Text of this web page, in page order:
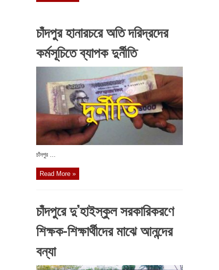
চাঁদপুর হানারচরে অতি দরিদ্রদের
কর্মসূচিতে ব্যাপক দুর্নীতি
চাঁদপুর ...
Read More »
চাঁদপুরে দু’হাইস্কুল সরকারিকরণে
শিক্ষক-শিক্ষার্থীদের মাঝে আনন্দের
বন্যা